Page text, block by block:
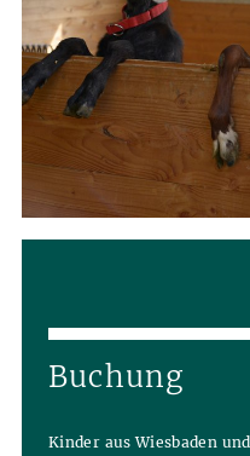
Buchung
Kinder aus Wiesbaden